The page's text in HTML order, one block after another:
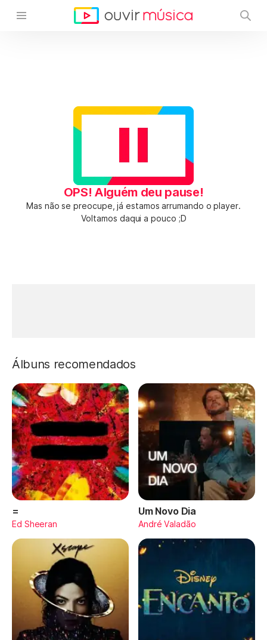
OPS! Alguém deu pause!
Mas não se preocupe, já estamos arrumando o player.
Voltamos daqui a pouco ;D
Álbuns recomendados
=
Ed Sheeran
Um Novo Dia
André Valadão